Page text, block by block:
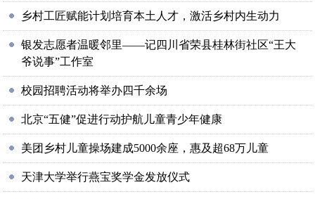
乡村工匠赋能计划培育本土人才，激活乡村内生动力
银发志愿者温暖邻里——记四川省荣县桂林街社区“王大
爷说事”工作室
校园招聘活动将举办四千余场
北京“五健”促进行动护航儿童青少年健康
美团乡村儿童操场建成5000余座，惠及超68万儿童
天津大学举行燕宝奖学金发放仪式